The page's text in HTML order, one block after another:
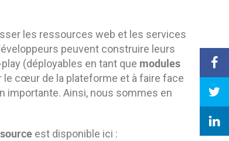
les ressources web et les services
peuvent construire leurs
(déployables en tant que modules
le cœur de la plateforme et à faire face
importante. Ainsi, nous sommes en
est disponible ici :